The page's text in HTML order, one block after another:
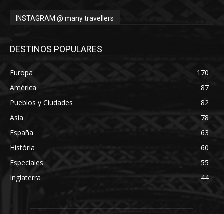
INSTAGRAM @ many travellers
DESTINOS POPULARES
Europa
170
América
87
Pueblos y Ciudades
82
Asia
78
España
63
História
60
Especiales
55
Inglaterra
44